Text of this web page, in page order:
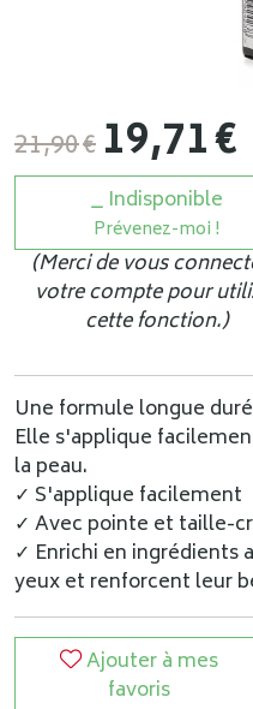
21,90€ 19,71€
Indisponible
Prévenez-moi !
(Merci de vous
votre compte pour
cette fonction.)
Une formule longue
Elle s'applique
la peau.
✓ S'applique facilement
✓ Avec pointe et taille-
✓ Enrichi en ingrédients
yeux et renforcent leur
Ajouter à mes
favoris